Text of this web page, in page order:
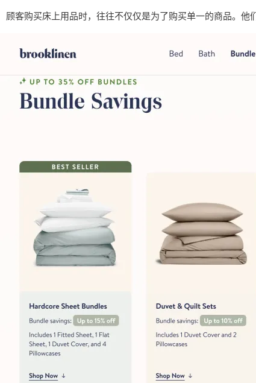
顾客购买床上用品时，往往不仅仅是为了购买单一的商品。他